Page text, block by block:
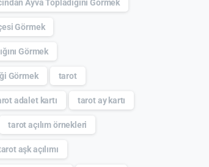
Ayva Topladığını Görmek
Görmek
Görmek
Görmek tarot
adalet kartı tarot ay kartı
tarot açılım örnekleri
aşk açılımı